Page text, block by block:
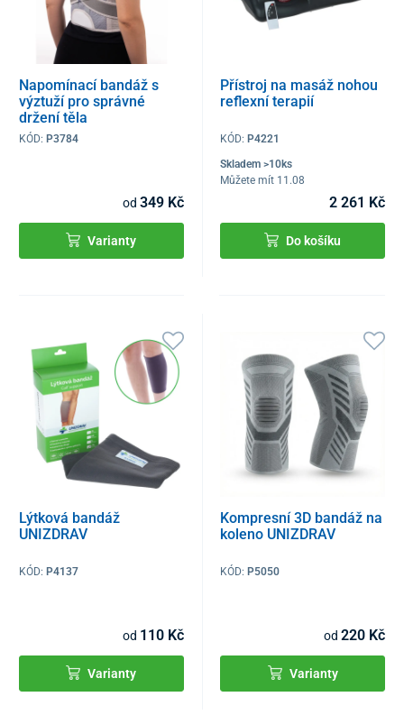
Napomínací bandáž s
výztuží pro správné
držení těla
KÓD: P3784
od 349 Kč
Varianty
Přístroj na masáž nohou
reflexní terapií
KÓD: P4221
Skladem >10ks
Můžete mít 11.08
2 261 Kč
Do košíku
Lýtková bandáž
UNIZDRAV
KÓD: P4137
od 110 Kč
Varianty
Kompresní 3D bandáž na
koleno UNIZDRAV
KÓD: P5050
od 220 Kč
Varianty